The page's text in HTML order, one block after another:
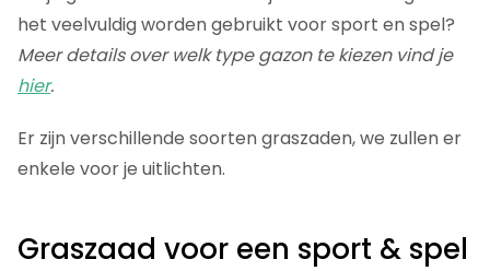
het veelvuldig worden gebruikt voor sport en spel?
Meer details over welk type gazon te kiezen vind je
hier.
Er zijn verschillende soorten graszaden, we zullen er
enkele voor je uitlichten.
Graszaad voor een sport & spel